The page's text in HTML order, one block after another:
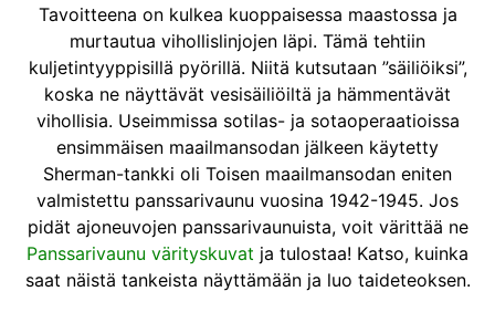
Tavoitteena on kulkea kuoppaisessa maastossa ja
murtautua vihollislinjojen läpi. Tämä tehtiin
kuljetintyyppisillä pyörillä. Niitä kutsutaan ”säiliöiksi”,
koska ne näyttävät vesisäiliöiltä ja hämmentävät
vihollisia. Useimmissa sotilas- ja sotaoperaatioissa
ensimmäisen maailmansodan jälkeen käytetty
Sherman-tankki oli Toisen maailmansodan eniten
valmistettu panssarivaunu vuosina 1942-1945. Jos
pidät ajoneuvojen panssarivaunuista, voit värittää ne
Panssarivaunu värityskuvat ja tulostaa! Katso, kuinka
saat näistä tankeista näyttämään ja luo taideteoksen.